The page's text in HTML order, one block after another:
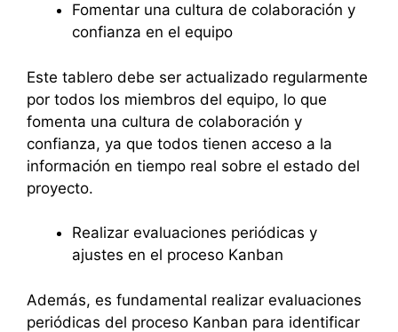
Fomentar una cultura de colaboración y
confianza en el equipo
Este tablero debe ser actualizado regularmente
por todos los miembros del equipo, lo que
fomenta una cultura de colaboración y
confianza, ya que todos tienen acceso a la
información en tiempo real sobre el estado del
proyecto.
Realizar evaluaciones periódicas y
ajustes en el proceso Kanban
Además, es fundamental realizar evaluaciones
periódicas del proceso Kanban para identificar